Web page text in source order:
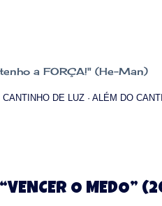
a FORÇA!" (He-Man)
CANTINHO DE LUZ ALÉM DO
O MEDO”